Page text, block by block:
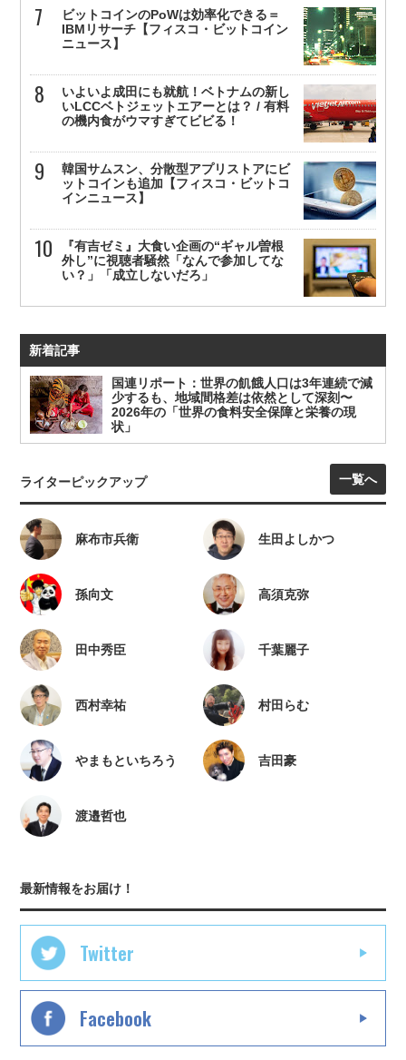
ビットコインのPoWは効率化できる＝
IBMリサーチ【フィスコ・ビットコイン
ニュース】
いよいよ成田にも就航！ベトナムの新し
いLCCベトジェットエアーとは？ / 有料
の機内食がウマすぎてビビる！
韓国サムスン、分散型アプリストアにビ
ットコインも追加【フィスコ・ビットコ
インニュース】
『有吉ゼミ』大食い企画の“ギャル曽根
外し”に視聴者騒然「なんで参加してな
い？」「成立しないだろ」
新着記事
国連リポート：世界の飢餓人口は3年連続で減
少するも、地域間格差は依然として深刻〜
2026年の「世界の食料安全保障と栄養の現
状」
ライターピックアップ 一覧へ
麻布市兵衛 生田よしかつ
孫向文 高須克弥
田中秀臣 千葉麗子
西村幸祐 村田らむ
やまもといちろう 吉田豪
渡邉哲也
最新情報をお届け！
Twitter
Facebook